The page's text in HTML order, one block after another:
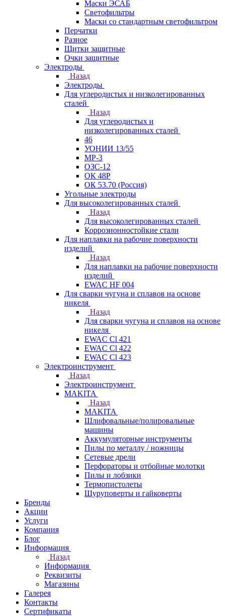
Маски ЭСАБ
Светофильтры
Маски со стандартным светофильтром
Перчатки
Разное
Щитки защитные
Очки защитные
Электроды
Назад
Электроды
Для углеродистых и низколегированных
сталей
Назад
Для углеродистых и
низколегированных сталей
46
УОНИИ 13/55
МР-3
ОЗС-12
ОК 48Р
ОК 53.70 (Россия)
Угольные электроды
Для высоколегированных сталей
Назад
Для высоколегированных сталей
Коррозионностойкие стали
Для наплавки на рабочие поверхности
изделий
Назад
Для наплавки на рабочие поверхности
изделий
EWAC HF 004
Для сварки чугуна и сплавов на основе
никеля
Назад
Для сварки чугуна и сплавов на основе
никеля
EWAC Cl 421
EWAC Cl 422
EWAC Cl 423
Электроинструмент
Назад
Электроинструмент
МAKITA
Назад
МAKITA
Шлифовальные/полировальные
машины
Аккумуляторные инструменты
Пилы по металлу / ножницы
Сетевые дрели
Перфораторы и отбойные молотки
Пилы и лобзики
Термопистолеты
Шуруповерты и гайковерты
Бренды
Акции
Услуги
Компания
Блог
Информация
Назад
Информация
Реквизиты
Магазины
Галерея
Контакты
Сертификаты